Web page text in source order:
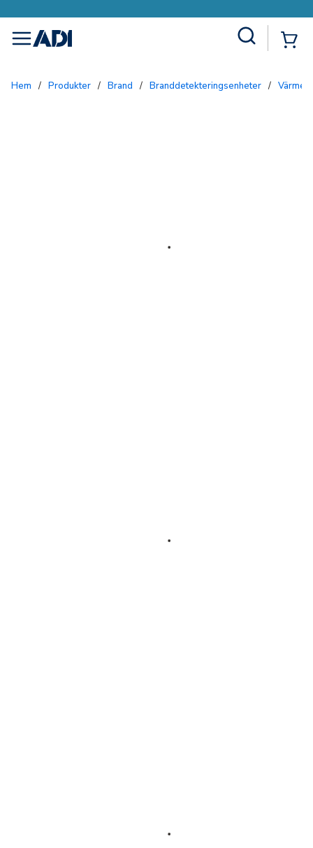
menu
Hem / Produkter / Brand / Branddetekteringsenheter /